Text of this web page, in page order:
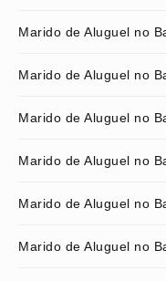
Marido de Aluguel no
Marido de Aluguel no
Marido de Aluguel no
Marido de Aluguel no
Marido de Aluguel no
Marido de Aluguel no